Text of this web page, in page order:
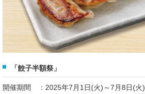
「餃子半額祭」
開催期間 ：2025年7月1日(火)～7月8日(火)